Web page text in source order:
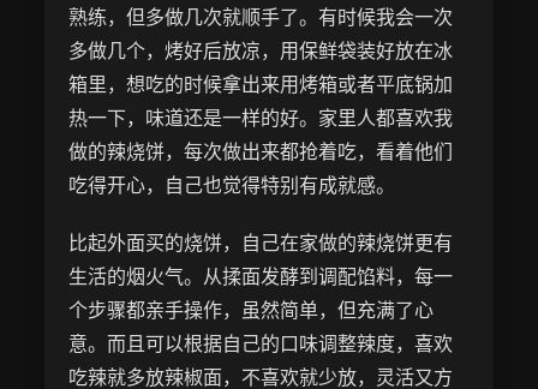
熟练，但多做几次就顺手了。有时候我会一次
多做几个，烤好后放凉，用保鲜袋装好放在冰
箱里，想吃的时候拿出来用烤箱或者平底锅加
热一下，味道还是一样的好。家里人都喜欢我
做的辣烧饼，每次做出来都抢着吃，看着他们
吃得开心，自己也觉得特别有成就感。
比起外面买的烧饼，自己在家做的辣烧饼更有
生活的烟火气。从揉面发酵到调配馅料，每一
个步骤都亲手操作，虽然简单，但充满了心
意。而且可以根据自己的口味调整辣度，喜欢
吃辣就多放辣椒面，不喜欢就少放，灵活又方